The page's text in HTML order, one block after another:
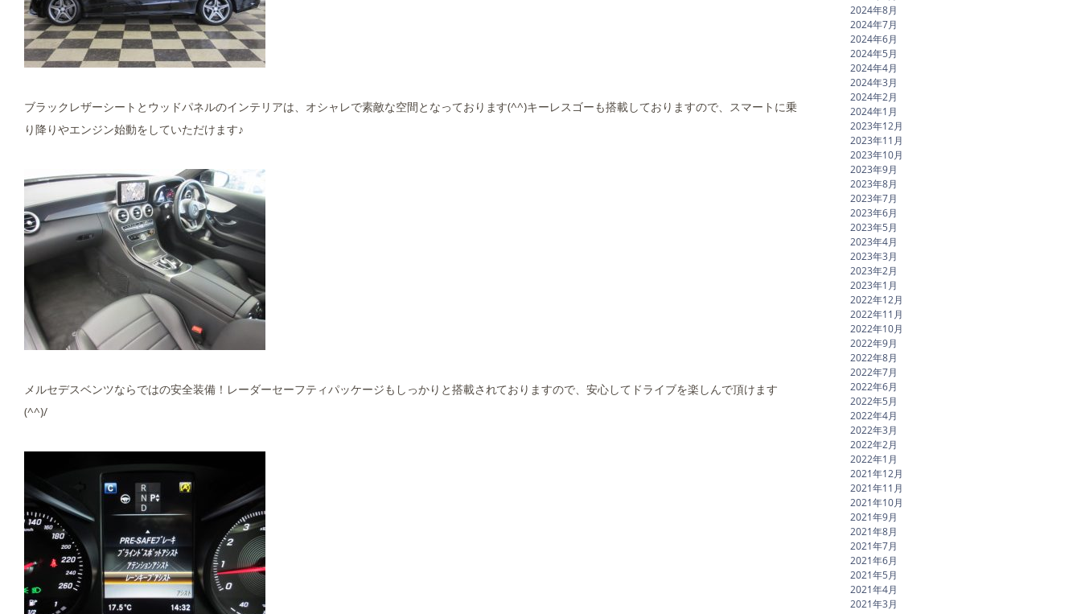
ブラックレザーシートとウッドパネルのインテリアは、オシャレで素敵な空間となっております(^^)キーレスゴーも搭載しておりますので、スマートに乗
り降りやエンジン始動をしていただけます♪
メルセデスベンツならではの安全装備！レーダーセーフティパッケージもしっかりと搭載されておりますので、安心してドライブを楽しんで頂けます
(^^)/
2024年8月
2024年7月
2024年6月
2024年5月
2024年4月
2024年3月
2024年2月
2024年1月
2023年12月
2023年11月
2023年10月
2023年9月
2023年8月
2023年7月
2023年6月
2023年5月
2023年4月
2023年3月
2023年2月
2023年1月
2022年12月
2022年11月
2022年10月
2022年9月
2022年8月
2022年7月
2022年6月
2022年5月
2022年4月
2022年3月
2022年2月
2022年1月
2021年12月
2021年11月
2021年10月
2021年9月
2021年8月
2021年7月
2021年6月
2021年5月
2021年4月
2021年3月